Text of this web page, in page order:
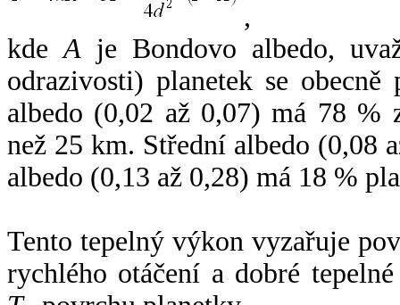
,
kdeA je Bondovo albedo,
odrazivosti) planetek se
albedo (0,02 až 0,07) má 78 %
než 25 km. Střední albedo (0,08
albedo (0,13 až 0,28) má 18 %
Tento tepelný výkon vyzařuje
rychlého otáčení a dobré